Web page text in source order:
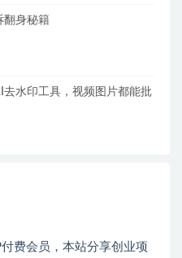
翻身秘籍
去水印工具，视频图片都能批
费会员，本站分享创业项